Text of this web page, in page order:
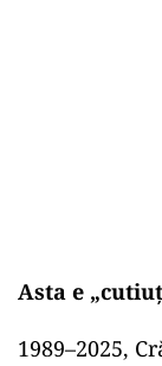
Asta e
1989–2025,